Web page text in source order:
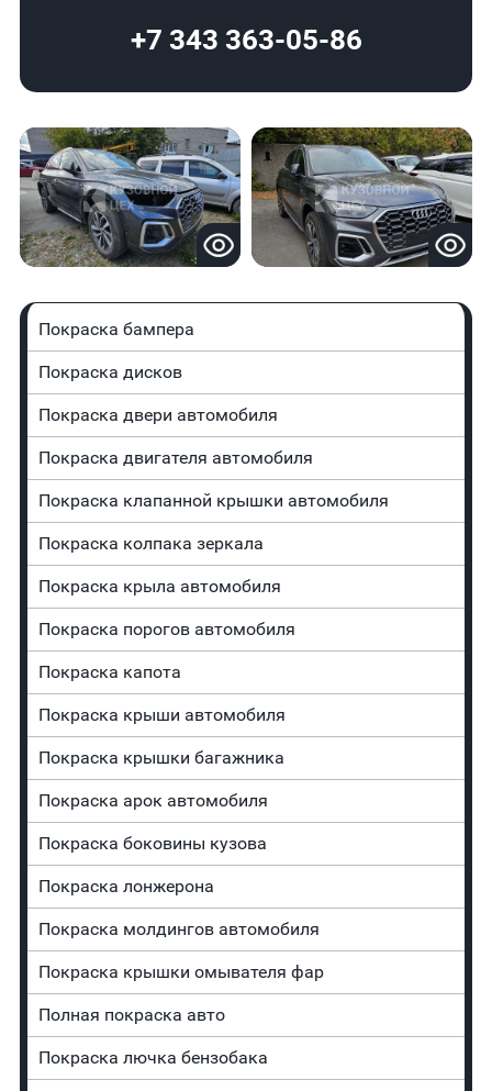
+7 343 363-05-86
Покраска бампера
Покраска дисков
Покраска двери автомобиля
Покраска двигателя автомобиля
Покраска клапанной крышки автомобиля
Покраска колпака зеркала
Покраска крыла автомобиля
Покраска порогов автомобиля
Покраска капота
Покраска крыши автомобиля
Покраска крышки багажника
Покраска арок автомобиля
Покраска боковины кузова
Покраска лонжерона
Покраска молдингов автомобиля
Покраска крышки омывателя фар
Полная покраска авто
Покраска лючка бензобака